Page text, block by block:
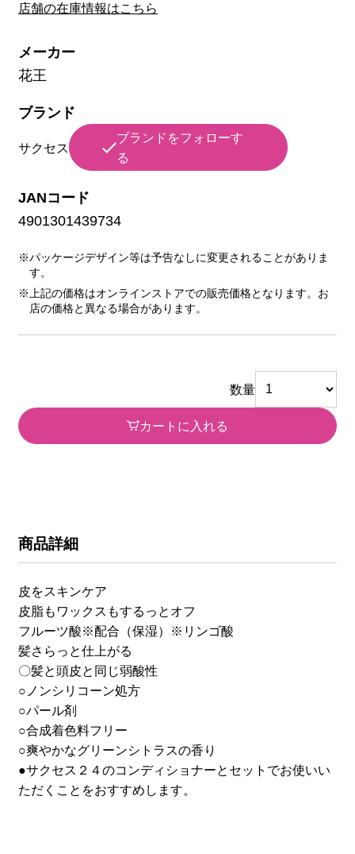
店舗の在庫情報はこちら
メーカー
花王
ブランド
サクセス
ブランドをフォローす
る
JANコード
4901301439734
※パッケージデザイン等は予告なしに変更されることがありま
す。
※上記の価格はオンラインストアでの販売価格となります。お
店の価格と異なる場合があります。
数量
カートに入れる
商品詳細
皮をスキンケア
皮脂もワックスもするっとオフ
フルーツ酸※配合（保湿）※リンゴ酸
髪さらっと仕上がる
〇髪と頭皮と同じ弱酸性
○ノンシリコーン処方
○パール剤
○合成着色料フリー
○爽やかなグリーンシトラスの香り
●サクセス２４のコンディショナーとセットでお使いい
ただくことをおすすめします。